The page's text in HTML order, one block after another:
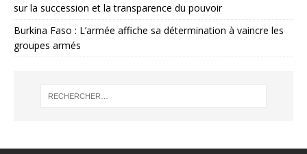
sur la succession et la transparence du pouvoir
Burkina Faso : L’armée affiche sa détermination à vaincre les
groupes armés